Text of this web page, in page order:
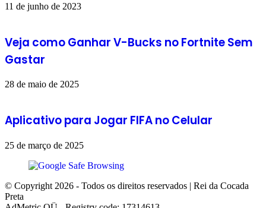
11 de junho de 2023
Veja como Ganhar V-Bucks no Fortnite Sem
Gastar
28 de maio de 2025
Aplicativo para Jogar FIFA no Celular
25 de março de 2025
© Copyright 2026 - Todos os direitos reservados | Rei da Cocada
Preta